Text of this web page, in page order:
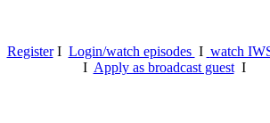
RegisterI Login/watch episodes I watch
I Apply as broadcast guestI